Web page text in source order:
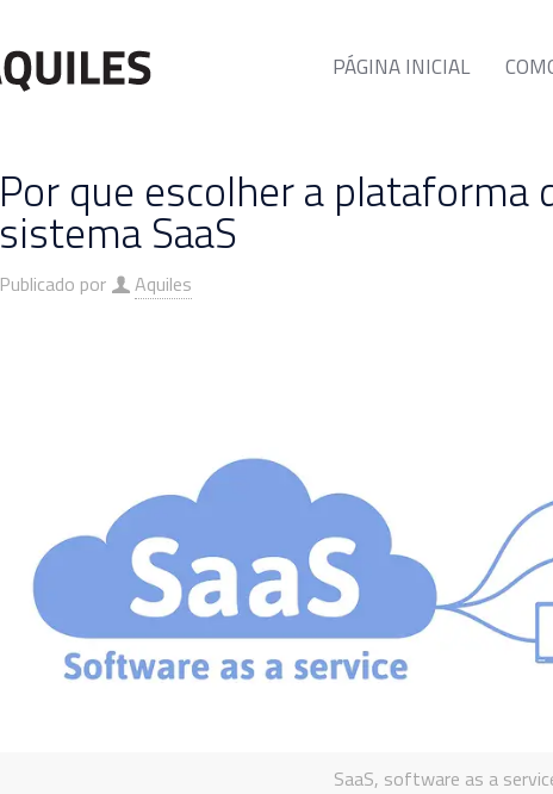
PÁGINA INICIAL
Por que escolher a plataforma
sistema SaaS
Publicado por Aquiles
SaaS, software as a